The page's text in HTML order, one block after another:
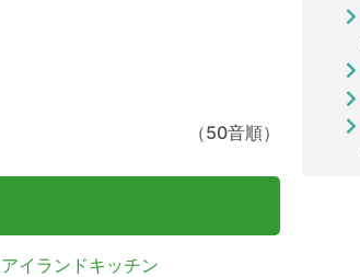
（50音順）
アイランドキッチン